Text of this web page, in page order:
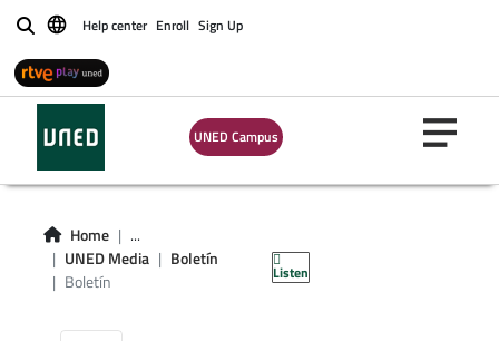
BuscarHelp center Enroll Sign Up
UNED Campus
Home
...
UNED Media
Boletín
Boletín
ListenBoletín